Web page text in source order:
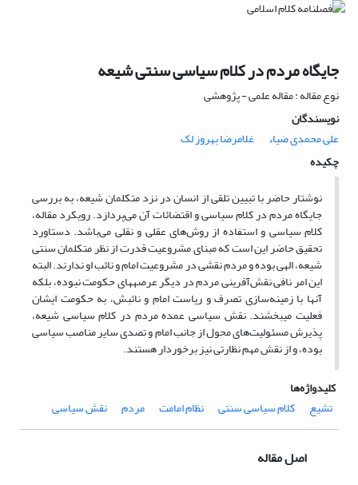
جایگاه مردم در کلام سیاسی سنتی شیعه
نوع مقاله : مقاله علمی - پژوهشی
نویسندگان
علی محمدی ضیاء
غلامرضا بهروز لک
چکیده
نوشتار حاضر با تبیین تلقی از انسان در نزد متکلمان شیعه، به بررسی
جایگاه مردم در کلام سیاسی و اقتضائات آن می‌پردازد. رویکرد مقاله،
کلام سیاسی و استفاده از روش‌های عقلی و نقلی می‌باشد. دستاورد
تحقیق حاضر این است که مبنای مشروعیت قدرت از نظر متکلمان سنتی
شیعه، الهی بوده و مردم نقشی در مشروعیت امام و نائب او ندارند. البته
این امر نافی نقش‌آفرینی مردم در دیگر عرصه­های حکومت نبوده، بلکه
آنها با زمینه‌سازی تصرف و ریاست امام و نائبش، به حکومت ایشان
فعلیت می­بخشند. نقش سیاسی عمده مردم در کلام سیاسی شیعه،
پذیرش مسئولیت‌های محول از جانب امام و تصدی سایر مناصب سیاسی
بوده، و از نقش مهم نظارتی نیز برخوردار هستند.
کلیدواژه‌ها
تشیع
کلام سیاسی سنتی نظام امامت مردم نقش سیاسی
اصل مقاله